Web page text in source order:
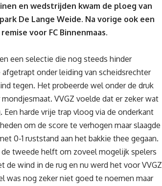
en wedstrijden kwam de ploeg van
De Lange Weide. Na vorige ook een
voor FC Binnenmaas.
een selectie die nog steeds hinder
onder leiding van scheidsrechter
tegen. Het probeerde wel onder de druk
VVGZ voelde dat er zeker wat
harde vrije trap vloog via de onderkant
om de score te verhogen maar slaagde
0-1 ruststand aan het bakkie thee gegaan.
tweede helft om zoveel mogelijk spelers
de wind in de rug en nu werd het voor VVGZ
was nog zeker niet goed te noemen maar